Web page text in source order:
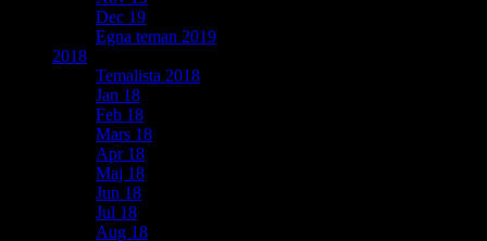
Dec 19
Egna teman 2019
2018
Temalista 2018
Jan 18
Feb 18
Mars 18
Apr 18
Maj 18
Jun 18
Jul 18
Aug 18